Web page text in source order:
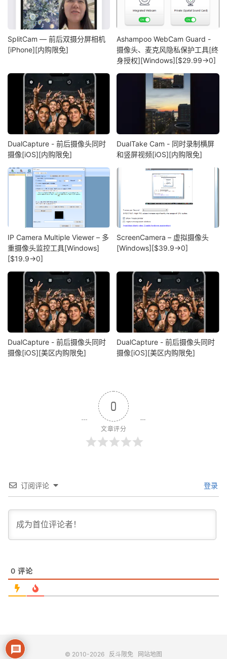
SplitCam — 前后双摄分屏相机
[iPhone][内购限免]
Ashampoo WebCam Guard -
摄像头、麦克风隐私保护工具[终
身授权][Windows][$29.99→0]
DualCapture - 前后摄像头同时
摄像[iOS][内购限免]
DualTake Cam - 同时录制横屏
和竖屏视频[iOS][内购限免]
IP Camera Multiple Viewer – 多
重摄像头监控工具[Windows]
[$19.9→0]
ScreenCamera – 虚拟摄像头
[Windows][$39.9→0]
DualCapture - 前后摄像头同时
摄像[iOS][美区内购限免]
DualCapture - 前后摄像头同时
摄像[iOS][美区内购限免]
0
文章评分
订阅评论 登录
0 评论
© 2010-2026 反斗限免 网站地图